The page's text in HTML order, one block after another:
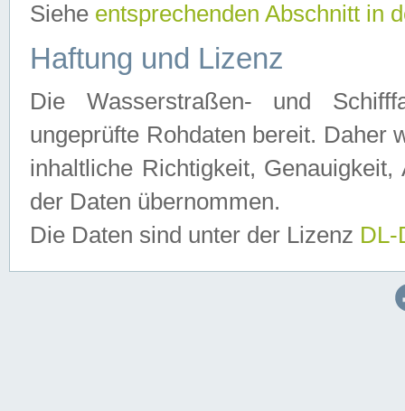
Siehe entsprechenden Abschnitt in
Haftung und Lizenz
Die Wasserstraßen- und
ungeprüfte Rohdaten bereit. Daher
inhaltliche Richtigkeit,
der Daten übernommen.
Die Daten sind unter der Lizenz